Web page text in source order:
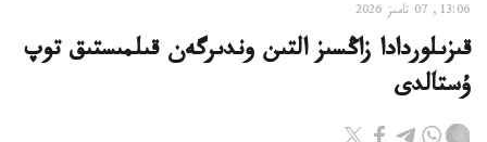
13:06, 07 تامىز 2026
قىزىلوردادا زاڭسىز التىن وندىرگەن قىلمىستىق توپ
ۇستالدى